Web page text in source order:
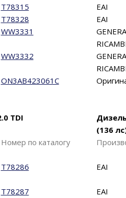
T78315
EAI
T78328
EAI
WW3331
WW3332
ON3AB423061C
TDI
(136
Номер по каталогу
T78286 EAI
T78287
EAI